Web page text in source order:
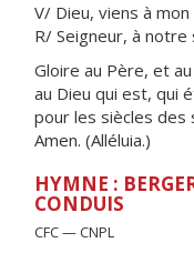
V/ Dieu, viens à mon
R/ Seigneur, à notre
Gloire au Père, et
au Dieu qui est, qui
pour les siècles des
Amen. (Alléluia.)
HYMNE :
CONDUIS
CFC — CNPL